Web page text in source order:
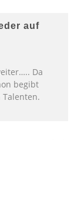
auf
Da
begibt